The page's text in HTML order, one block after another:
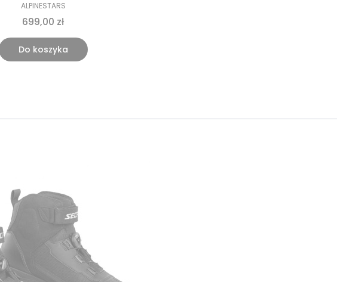
ALPINESTARS
699,00 zł
Do koszyka